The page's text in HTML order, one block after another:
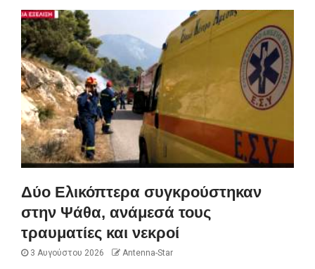
Δύο Ελικόπτερα συγκρούστηκαν
στην Ψάθα, ανάμεσά τους
τραυματίες και νεκροί
3 Αυγούστου 2026 Antenna-Star